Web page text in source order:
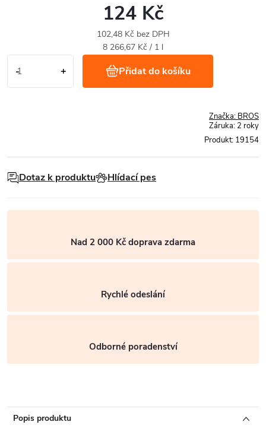
124 Kč
102,48 Kč bez DPH
Měrná
8 266,67 Kč / 1 l
Přidat do košíku
Značka: BROS
Záruka: 2 roky
Produkt: 19154
Dotaz k produktu Hlídací pes
Nad 2 000 Kč doprava zdarma
Rychlé odeslání
Odborné poradenství
Popis produktu